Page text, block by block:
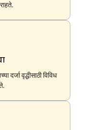
दर्जा वृद्धीसाठी विविध